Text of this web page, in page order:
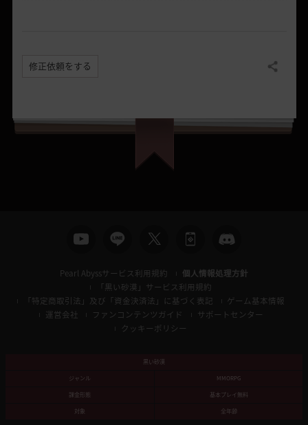
修正依頼をする 共有する
Pearl Abyssサービス利用規約
個人情報処理方針
「黒い砂漠」サービス利用規約
「特定商取引法」及び「資金決済法」に基づく表記
ゲーム基本情報
運営会社
ファンコンテンツガイド
サポートセンター
クッキーポリシー
黒い砂漠
ジャンル
MMORPG
課金形態
基本プレイ無料
対象
全年齢